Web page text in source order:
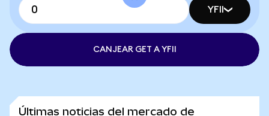
YFII
CANJEAR GET A YFII
Últimas noticias del mercado de